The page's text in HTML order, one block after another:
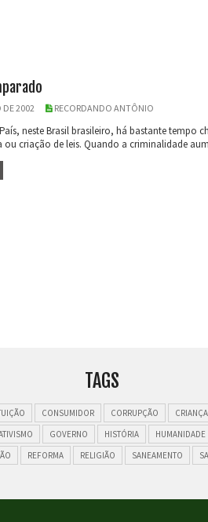
DE 2002 RECORDANDO ANTÔNIO
neste Brasil brasileiro, há bastante tempo
ou criação de leis. Quando a criminalidade
TAGS
CONSUMIDOR CORRUPÇÃO CRIANÇA
GOVERNO HISTÓRIA HUMANIDADE
REFORMA RELIGIÃO SANEAMENTO